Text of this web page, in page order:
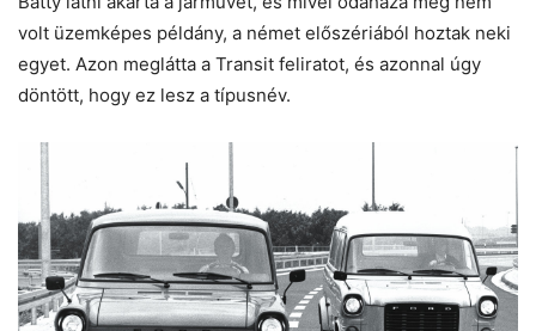
volt üzemképes példány, a német előszériából hoztak neki
egyet. Azon meglátta a Transit feliratot, és azonnal úgy
döntött, hogy ez lesz a típusnév.